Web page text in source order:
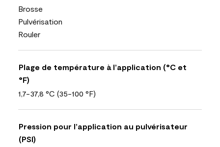
Brosse
Pulvérisation
Rouler
Plage de température à l’application (°C et
°F)
1,7-37,8 °C (35-100 °F)
Pression pour l’application au pulvérisateur
(PSI)